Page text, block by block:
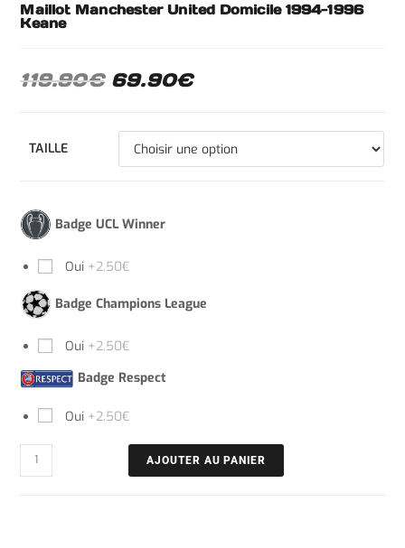
Maillot Manchester United Domicile 1994-1996
Keane
119.90€ 69.90€
TAILLE
Badge UCL Winner
Oui +2.50€
Badge Champions League
Oui +2.50€
Badge Respect
Oui +2.50€
AJOUTER AU PANIER